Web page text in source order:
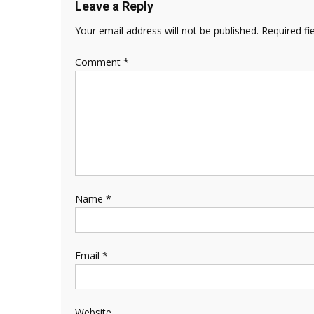
Leave a Reply
Your email address will not be published. Required
Comment *
Name *
Email *